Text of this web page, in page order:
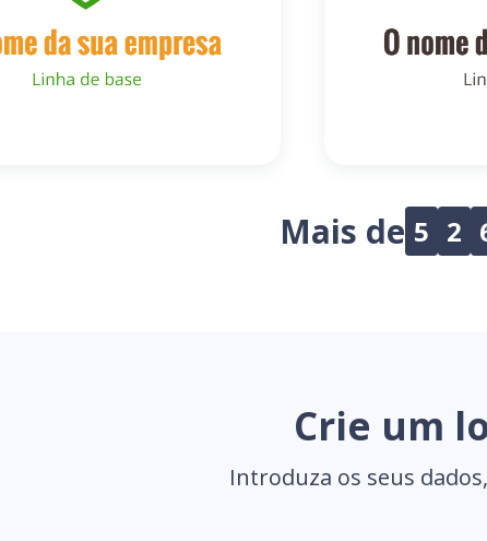
Mais de 5 2
Crie um
Introduza os seus